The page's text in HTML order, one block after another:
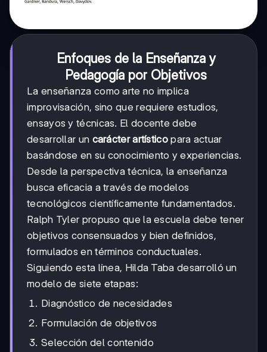
Enfoques de la Enseñanza y
Pedagogía por Objetivos
La enseñanza como arte no implica
improvisación, sino que requiere estudios,
ensayos y técnicas. El docente debe
desarrollar un carácter artísticopara actuar
basándose en su conocimiento y experiencias.
Desde la perspectiva técnica, la enseñanza
busca eficacia a través de modelos
tecnológicos científicamente fundamentados.
Ralph Tyler propuso que la escuela debe tener
objetivos consensuados y bien definidos,
formulados en términos conductuales.
Siguiendo esta línea, Hilda Taba desarrolló un
modelo de siete etapas:
Diagnóstico de necesidades
Formulación de objetivos
Selección del contenido